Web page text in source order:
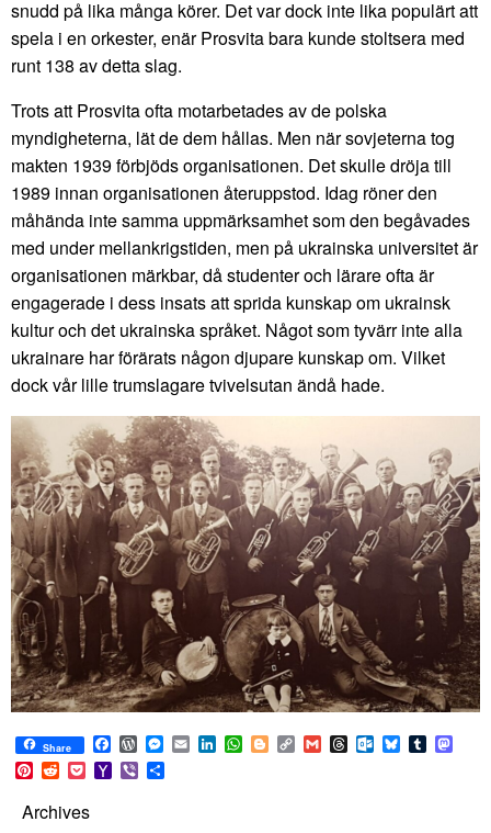
snudd på lika många körer. Det var dock inte lika populärt att
spela i en orkester, enär Prosvita bara kunde stoltsera med
runt 138 av detta slag.
Trots att Prosvita ofta motarbetades av de polska
myndigheterna, lät de dem hållas. Men när sovjeterna tog
makten 1939 förbjöds organisationen. Det skulle dröja till
1989 innan organisationen återuppstod. Idag röner den
måhända inte samma uppmärksamhet som den begåvades
med under mellankrigstiden, men på ukrainska universitet är
organisationen märkbar, då studenter och lärare ofta är
engagerade i dess insats att sprida kunskap om ukrainsk
kultur och det ukrainska språket. Något som tyvärr inte alla
ukrainare har förärats någon djupare kunskap om. Vilket
dock vår lille trumslagare tvivelsutan ändå hade.
Share Facebook
WordPress
Messenger
EmailLinkedIn
WhatsApp
BloggerCopy
Link
GmailThreadsOutlook.com
BlueskyTumblr
Pinterest
RedditPocketYahoo
Mail
Viber
Archives